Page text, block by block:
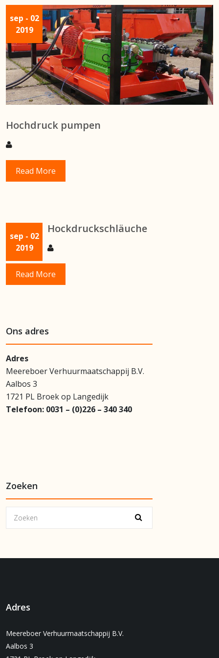
sep - 02
2019
Hochdruck pumpen
Read More
sep - 02
2019
Hockdruckschläuche
Read More
Ons adres
Adres
Meereboer Verhuurmaatschappij B.V.
Aalbos 3
1721 PL Broek op Langedijk
Telefoon: 0031 – (0)226 – 340 340
Zoeken
Adres
Meereboer Verhuurmaatschappij B.V.
Aalbos 3